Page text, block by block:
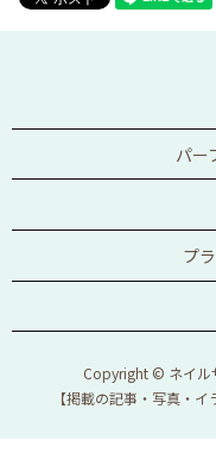
パー
プ
Copyright © ネイル
【掲載の記事・写真・